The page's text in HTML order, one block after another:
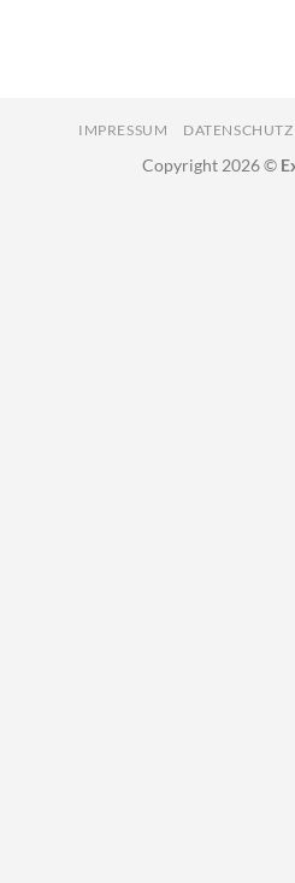
IMPRESSUM DATENSCHUTZ
Copyright 2026 ©